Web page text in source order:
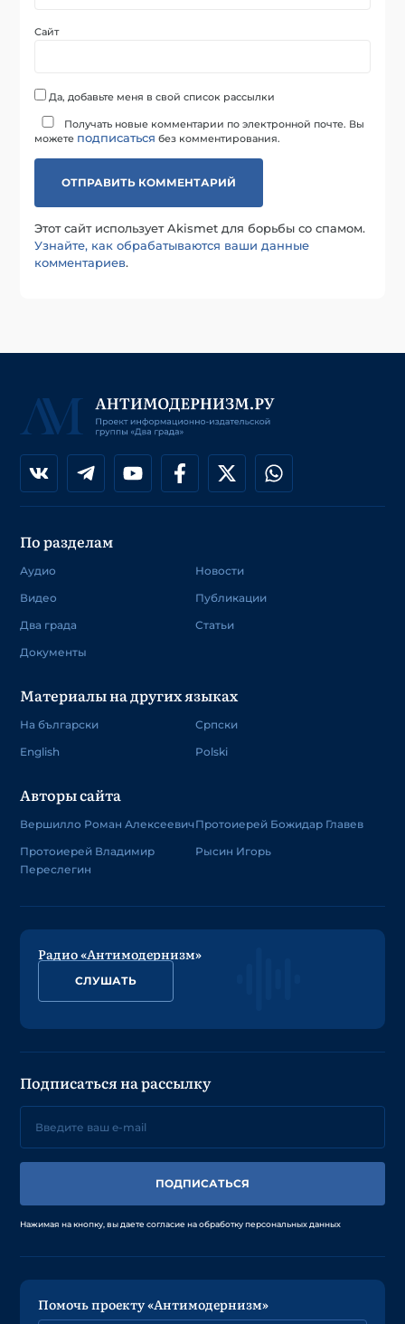
Сайт
Да, добавьте меня в свой список рассылки
Получать новые комментарии по электронной почте. Вы
можете подписаться без комментирования.
Этот сайт использует Akismet для борьбы со спамом.
Узнайте, как обрабатываются ваши данные
комментариев.
По разделам
Аудио
Видео
Два града
Документы
Новости
Публикации
Статьи
Материалы на других языках
На български
English
Српски
Polski
Авторы сайта
Вершилло Роман Алексеевич
Протоиерей Владимир
Переслегин
Протоиерей Божидар Главев
Рысин Игорь
Радио «Антимодернизм»
СЛУШАТЬ
Подписаться на рассылку
ПОДПИСАТЬСЯ
Нажимая на кнопку, вы даете согласие на обработку персональных данных
Помочь проекту «Антимодернизм»